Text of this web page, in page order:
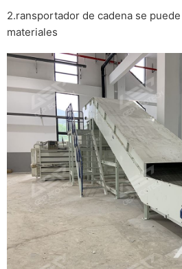
2.ransportador de cadena se
materiales